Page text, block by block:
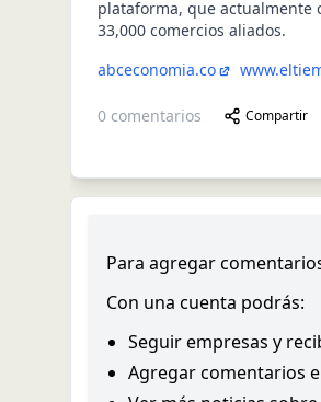
plataforma, que actualmente
33,000 comercios aliados.
abceconomia.co
0 comentarios Compartir
Para agregar
Con una cuenta podrás:
Seguir empresas y
Agregar comentarios